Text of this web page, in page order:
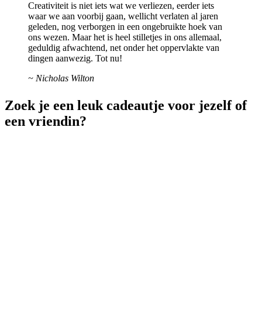
Creativiteit is niet iets wat we verliezen, eerder iets
waar we aan voorbij gaan, wellicht verlaten al jaren
geleden, nog verborgen in een ongebruikte hoek van
ons wezen. Maar het is heel stilletjes in ons allemaal,
geduldig afwachtend, net onder het oppervlakte van
dingen aanwezig. Tot nu!
~ Nicholas Wilton
Zoek je een leuk cadeautje voor jezelf of
een vriendin?